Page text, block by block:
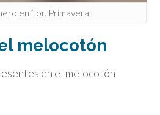
en flor. Primavera
melocotón
en el melocotón